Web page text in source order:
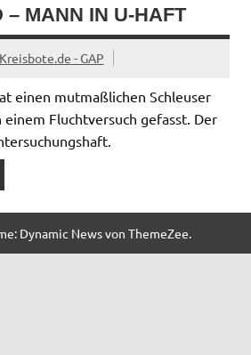
– MANN IN U-HAFT
Kreisbote.de - GAP
einen mutmaßlichen Schleuser
Fluchtversuch gefasst. Der
Dynamic News von ThemeZee.